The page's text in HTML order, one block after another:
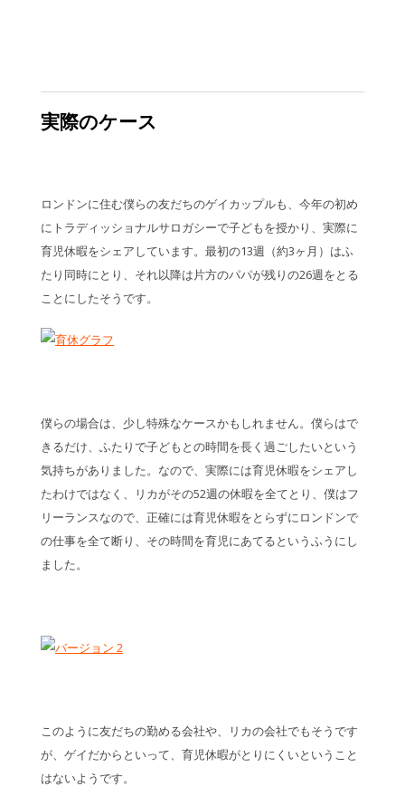
実際のケース
ロンドンに住む僕らの友だちのゲイカップルも、今年の初め
にトラディッショナルサロガシーで子どもを授かり、実際に
育児休暇をシェアしています。最初の13週（約3ヶ月）はふ
たり同時にとり、それ以降は片方のパパが残りの26週をとる
ことにしたそうです。
僕らの場合は、少し特殊なケースかもしれません。僕らはで
きるだけ、ふたりで子どもとの時間を長く過ごしたいという
気持ちがありました。なので、実際には育児休暇をシェアし
たわけではなく、リカがその52週の休暇を全てとり、僕はフ
リーランスなので、正確には育児休暇をとらずにロンドンで
の仕事を全て断り、その時間を育児にあてるというふうにし
ました。
このように友だちの勤める会社や、リカの会社でもそうです
が、ゲイだからといって、育児休暇がとりにくいということ
はないようです。